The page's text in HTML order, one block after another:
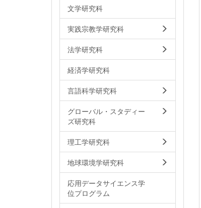
文学研究科
実践宗教学研究科
法学研究科
経済学研究科
言語科学研究科
グローバル・スタディー
ズ研究科
理工学研究科
地球環境学研究科
応用データサイエンス学
位プログラム